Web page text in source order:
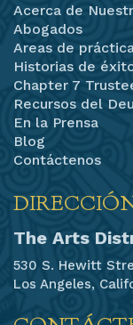
Acerca de
Abogados
Areas de
Historias de
Chapter 7
Recursos del
En la Prensa
Blog
Contáctenos
The Arts
530 S. Hewitt
Los Angeles,